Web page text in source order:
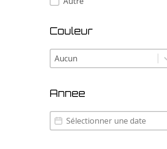
Couleur
Couleur
Couleur
Annee
Annee
Annee